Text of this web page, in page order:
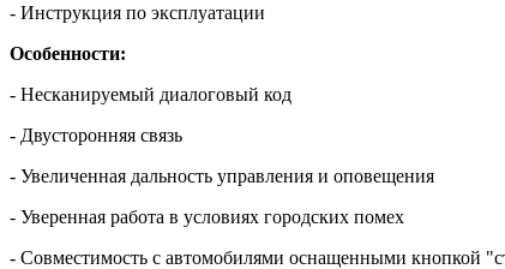
- Инструкция по эксплуатации
Особенности:
- Несканируемый диалоговый код
- Двусторонняя связь
- Увеличенная дальность управления и оповещения
- Уверенная работа в условиях городских помех
- Совместимость с автомобилями оснащенными кнопкой